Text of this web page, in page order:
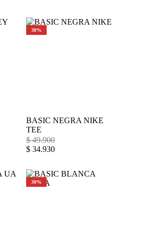
30%
BASIC NEGRA NIKE
TEE
$49.900
$ 34.930
30%